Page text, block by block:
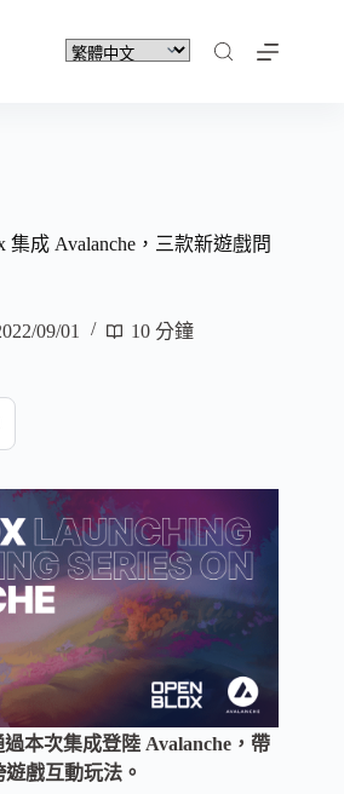
集成 Avalanche，三款新遊戲問
09/01 10 分鐘
本次集成登陸 Avalanche，帶
戲互動玩法。